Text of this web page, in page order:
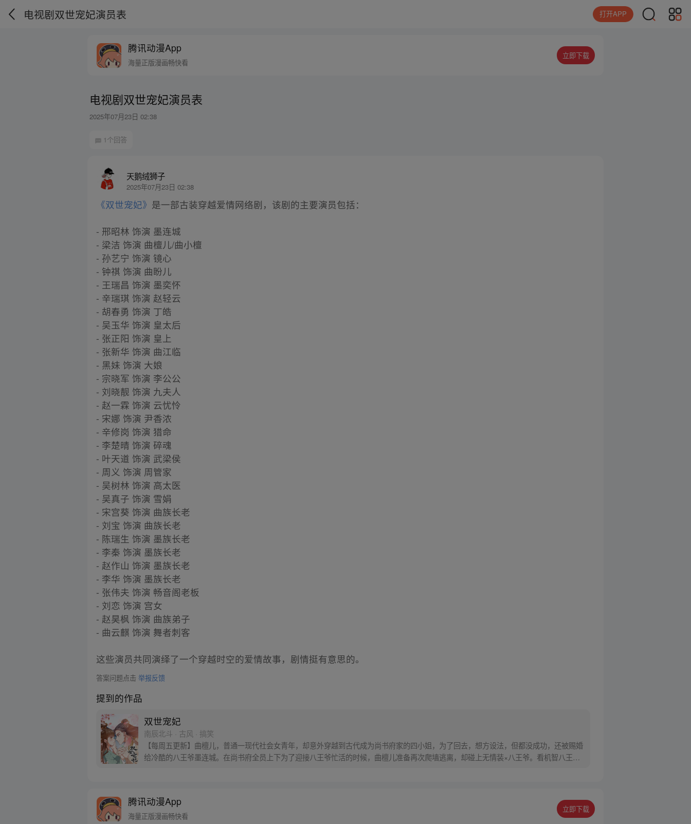
电视剧双世宠妃演员表 打开APP
腾讯动漫App
海量正版漫画畅快看
立即下载
电视剧双世宠妃演员表
2025年07月23日 02:38
1个回答
天鹅绒狮子
2025年07月23日 02:38
《双世宠妃》 是一部古装穿越爱情网络剧，该剧的主要演员包括：
- 邢昭林 饰演 墨连城
- 梁洁 饰演 曲檀儿/曲小檀
- 孙艺宁 饰演 镜心
- 钟祺 饰演 曲盼儿
- 王瑞昌 饰演 墨奕怀
- 辛瑞琪 饰演 赵轻云
- 胡春勇 饰演 丁皓
- 吴玉华 饰演 皇太后
- 张正阳 饰演 皇上
- 张新华 饰演 曲江临
- 黑妹 饰演 大娘
- 宗晓军 饰演 李公公
- 刘晓靓 饰演 九夫人
- 赵一霖 饰演 云忧怜
- 宋娜 饰演 尹香浓
- 辛修岗 饰演 猎命
- 李楚晴 饰演 碎魂
- 叶天道 饰演 武梁侯
- 周义 饰演 周管家
- 吴树林 饰演 高太医
- 吴真子 饰演 雪娟
- 宋宫葵 饰演 曲族长老
- 刘宝 饰演 曲族长老
- 陈瑞生 饰演 墨族长老
- 李秦 饰演 墨族长老
- 赵作山 饰演 墨族长老
- 李华 饰演 墨族长老
- 张伟夫 饰演 畅音阁老板
- 刘恋 饰演 宫女
- 赵昊枫 饰演 曲族弟子
- 曲云麒 饰演 舞者刺客
这些演员共同演绎了一个穿越时空的爱情故事，剧情挺有意思的。
答案问题点击举报反馈
提到的作品
双世宠妃
南辰北斗 · 古风 · 搞笑
【每周五更新】曲檀儿，普通一现代社会女青年，却意外穿越到古代成为尚书府家的四小姐，为了回去，想方设法，但都没成功，还被赐婚
给冷酷的八王爷墨连城。在尚书府全员上下为了迎接八王爷忙活的时候，曲檀儿准备再次爬墙逃离，却碰上无情装×八王爷。看机智八王妃
腾讯动漫App
海量正版漫画畅快看
立即下载